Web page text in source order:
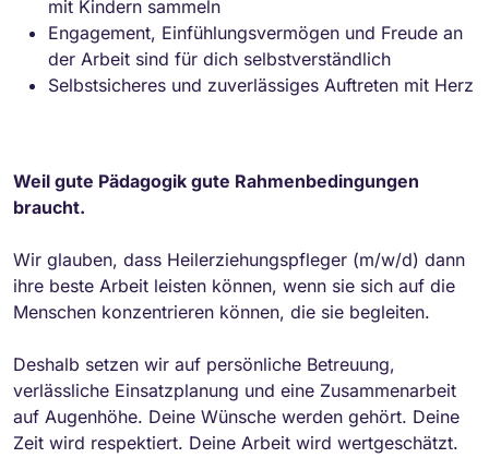
mit Kindern sammeln
Engagement, Einfühlungsvermögen und Freude an
der Arbeit sind für dich selbstverständlich
Selbstsicheres und zuverlässiges Auftreten mit Herz
Weil gute Pädagogik gute Rahmenbedingungen
braucht.
Wir glauben, dass Heilerziehungspfleger (m/w/d) dann
ihre beste Arbeit leisten können, wenn sie sich auf die
Menschen konzentrieren können, die sie begleiten.
Deshalb setzen wir auf persönliche Betreuung,
verlässliche Einsatzplanung und eine Zusammenarbeit
auf Augenhöhe. Deine Wünsche werden gehört. Deine
Zeit wird respektiert. Deine Arbeit wird wertgeschätzt.